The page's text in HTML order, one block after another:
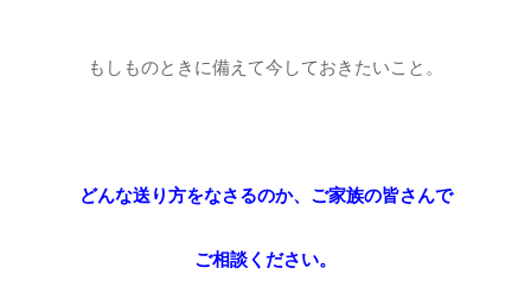
もしものときに備えて今しておきたいこと。
どんな送り方をなさるのか、ご家族の皆さんで
ご相談ください。